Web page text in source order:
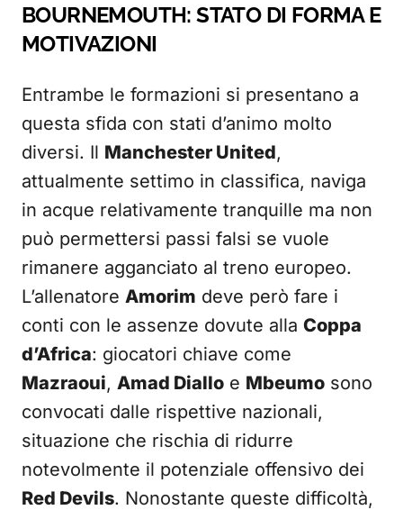
BOURNEMOUTH: STATO DI FORMA E
MOTIVAZIONI
Entrambe le formazioni si presentano a
questa sfida con stati d’animo molto
diversi. Il Manchester United,
attualmente settimo in classifica, naviga
in acque relativamente tranquille ma non
può permettersi passi falsi se vuole
rimanere agganciato al treno europeo.
L’allenatore Amorim deve però fare i
conti con le assenze dovute alla Coppa
d’Africa: giocatori chiave come
Mazraoui, Amad Diallo e Mbeumo sono
convocati dalle rispettive nazionali,
situazione che rischia di ridurre
notevolmente il potenziale offensivo dei
Red Devils. Nonostante queste difficoltà,